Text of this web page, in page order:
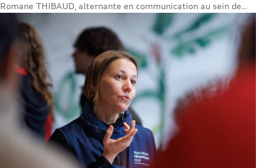
Romane THIBAUD, alternante en communication au sein de...